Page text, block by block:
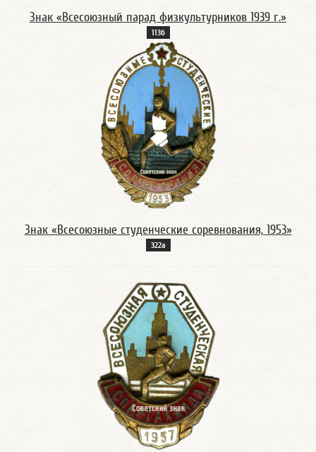
Знак «Всесоюзный парад физкультурников 1939 г.»
113б
Знак «Всесоюзные студенческие соревнования, 1953»
322а